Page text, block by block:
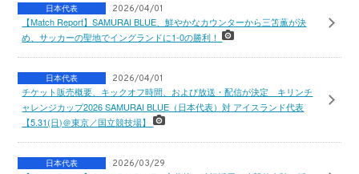
日本代表 2026/04/01
【Match Report】SAMURAI BLUE、鮮やかなカウンターから三笘薫が決
め、サッカーの聖地でイングランドに1-0の勝利！
日本代表 2026/04/01
チケット販売概要、キックオフ時間、および放送・配信が決定 キリンチ
ャレンジカップ2026 SAMURAI BLUE（日本代表）対 アイスランド代表
【5.31(日)＠東京／国立競技場】
日本代表 2026/03/29